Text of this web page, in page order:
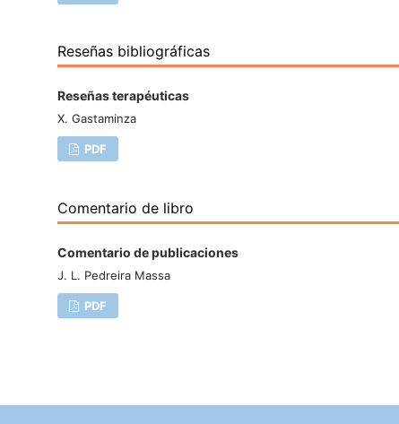
Reseñas bibliográficas
Reseñas terapéuticas
X. Gastaminza
PDF
Comentario de libro
Comentario de publicaciones
J. L. Pedreira Massa
PDF